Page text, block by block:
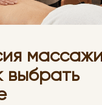
выбрать